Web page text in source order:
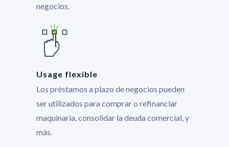
negocios.
Usage flexible
Los préstamos a plazo de negocios pueden
ser utilizados para comprar o refinanciar
maquinaria, consolidar la deuda comercial, y
más.